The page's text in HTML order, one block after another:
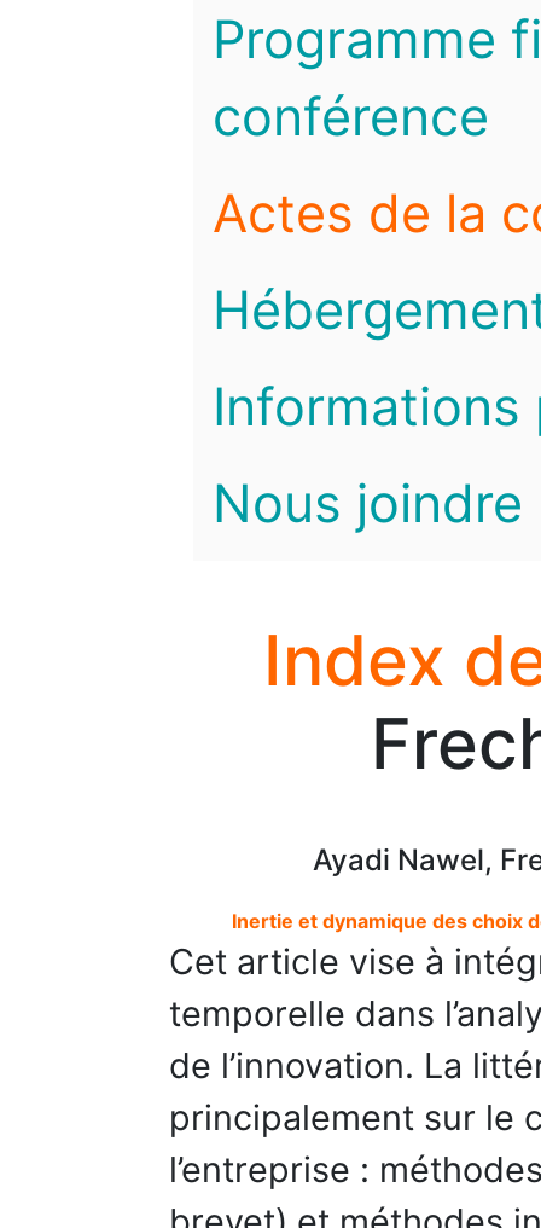
Programme
conférence
Actes de la
Informations
Nous joindre
Index
Ayadi Nawel,
Inertie et dynamique des choix
Cet article vise à
temporelle dans
de l’innovation. La
principalement sur le
l’entreprise :